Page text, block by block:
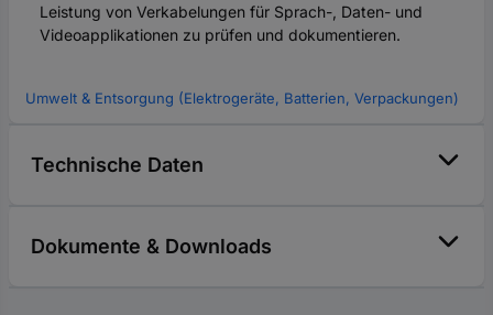
Leistung von Verkabelungen für Sprach-, Daten- und
Videoapplikationen zu prüfen und dokumentieren.
Umwelt & Entsorgung (Elektrogeräte, Batterien, Verpackungen)
Technische Daten
Dokumente & Downloads